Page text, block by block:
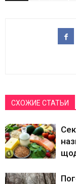
СХОЖИЕ СТАТЬИ